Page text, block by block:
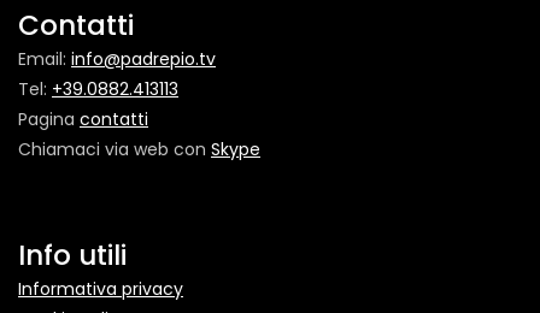
Contatti
Email: info@padrepio.tv
Tel: +39.0882.413113
Pagina contatti
Chiamaci via web con Skype
Info utili
Informativa privacy